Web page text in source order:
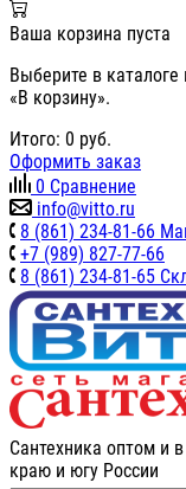
Ваша корзина пуста
Выберите в
«В корзину».
Итого: 0 руб.
Оформить заказ
0 Сравнение
info@vitto.ru
8 (861) 234-81-66
+7 (989) 827-77-66
8 (861) 234-81-65
Сантехника оптом и
краю и югу России